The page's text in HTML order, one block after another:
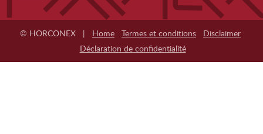
© HORCONEX | Home Termes et conditions
Disclaimer
Déclaration de confidentialité